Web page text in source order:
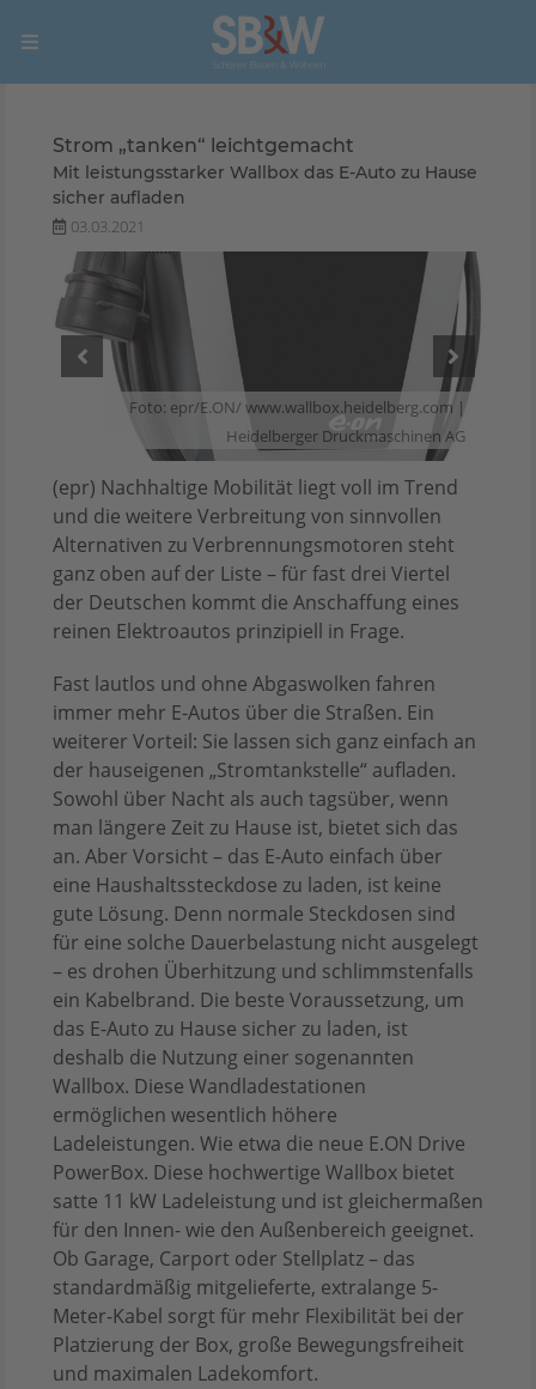
Strom „tanken“ leichtgemacht
Mit leistungsstarker Wallbox das E-Auto zu Hause
sicher aufladen
03.03.2021
Foto: epr/E.ON/ www.wallbox.heidelberg.com |
Heidelberger Druckmaschinen AG
(epr) Nachhaltige Mobilität liegt voll im Trend
und die weitere Verbreitung von sinnvollen
Alternativen zu Verbrennungsmotoren steht
ganz oben auf der Liste – für fast drei Viertel
der Deutschen kommt die Anschaffung eines
reinen Elektroautos prinzipiell in Frage.
Fast lautlos und ohne Abgaswolken fahren
immer mehr E-Autos über die Straßen. Ein
weiterer Vorteil: Sie lassen sich ganz einfach an
der hauseigenen „Stromtankstelle“ aufladen.
Sowohl über Nacht als auch tagsüber, wenn
man längere Zeit zu Hause ist, bietet sich das
an. Aber Vorsicht – das E-Auto einfach über
eine Haushaltssteckdose zu laden, ist keine
gute Lösung. Denn normale Steckdosen sind
für eine solche Dauerbelastung nicht ausgelegt
– es drohen Überhitzung und schlimmstenfalls
ein Kabelbrand. Die beste Voraussetzung, um
das E-Auto zu Hause sicher zu laden, ist
deshalb die Nutzung einer sogenannten
Wallbox. Diese Wandladestationen
ermöglichen wesentlich höhere
Ladeleistungen. Wie etwa die neue E.ON Drive
PowerBox. Diese hochwertige Wallbox bietet
satte 11 kW Ladeleistung und ist gleichermaßen
für den Innen- wie den Außenbereich geeignet.
Ob Garage, Carport oder Stellplatz – das
standardmäßig mitgelieferte, extralange 5-
Meter-Kabel sorgt für mehr Flexibilität bei der
Platzierung der Box, große Bewegungsfreiheit
und maximalen Ladekomfort.